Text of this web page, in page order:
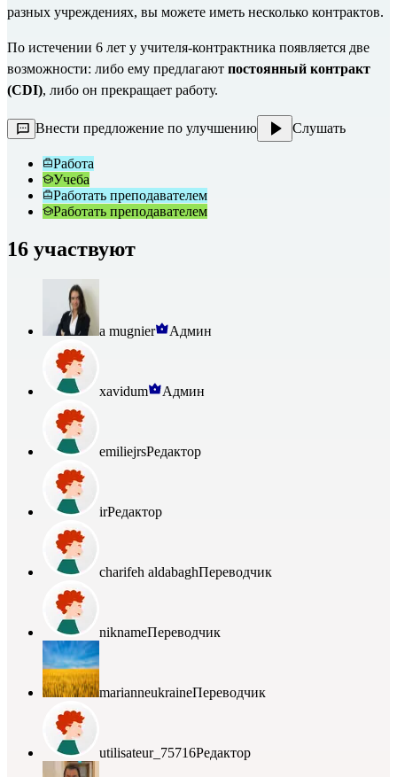
разных учреждениях, вы можете иметь несколько контрактов.
По истечении 6 лет у учителя-контрактника появляется две
возможности: либо ему предлагают постоянный контракт
(CDI), либо он прекращает работу.
Внести предложение по улучшению Слушать
Работа
Учеба
Работать преподавателем
Работать преподавателем
16 участвуют
a mugnier Админ
xavidum Админ
emiliejrsРедактор
irРедактор
charifeh aldabaghПереводчик
niknameПереводчик
marianneukraineПереводчик
utilisateur_75716Редактор